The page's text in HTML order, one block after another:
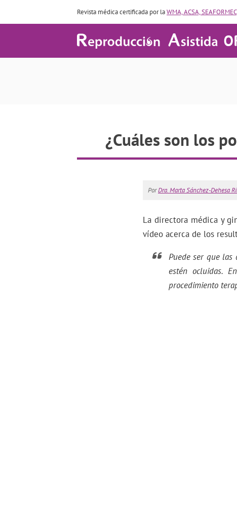
Revista médica certificada por laWMA, ACSA,
¿Cuáles son los
PorDra. Marta Sánchez-Dehesa
La directora médica y
vídeo acerca de los
Puede ser que las
estén ocluidas.
procedimiento